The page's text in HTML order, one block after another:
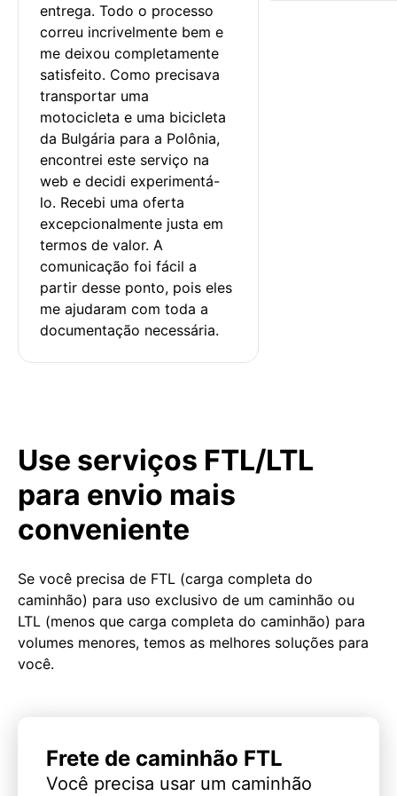
entrega. Todo o processo
correu incrivelmente bem e
me deixou completamente
satisfeito. Como precisava
transportar uma
motocicleta e uma bicicleta
da Bulgária para a Polônia,
encontrei este serviço na
web e decidi experimentá-
lo. Recebi uma oferta
excepcionalmente justa em
termos de valor. A
comunicação foi fácil a
partir desse ponto, pois eles
me ajudaram com toda a
documentação necessária.
Use serviços FTL/LTL
para envio mais
conveniente
Se você precisa de FTL (carga completa do
caminhão) para uso exclusivo de um caminhão ou
LTL (menos que carga completa do caminhão) para
volumes menores, temos as melhores soluções para
você.
Frete de caminhão FTL
Você precisa usar um caminhão